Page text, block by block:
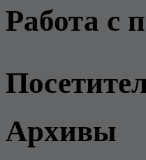
Работа с
Архивы